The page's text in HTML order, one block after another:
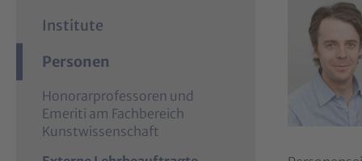
Institute
Personen
Honorarprofessoren und
Emeriti am Fachbereich
Kunstwissenschaft